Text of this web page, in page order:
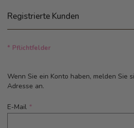
Registrierte Kunden
* Pflichtfelder
Wenn Sie ein Konto haben, melden Sie
Adresse an.
E-Mail